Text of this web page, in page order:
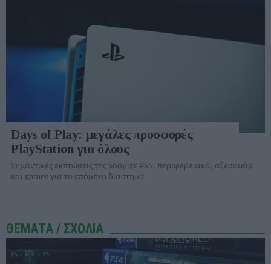
Days of Play: μεγάλες προσφορές
PlayStation για όλους
Σημαντικές εκπτώσεις της Sony σε PS5, περιφερειακά, αξεσουάρ
και games για το επόμενο διάστημα
ΘΕΜΑΤΑ / ΣΧΟΛΙΑ